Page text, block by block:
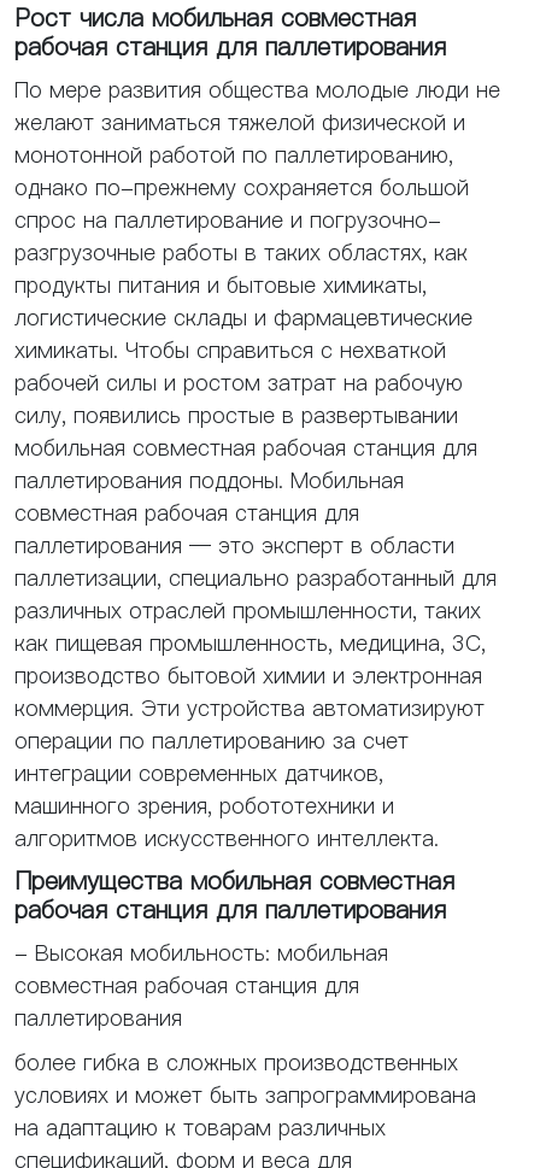
Рост числа мобильная совместная
рабочая станция для паллетирования
По мере развития общества молодые люди не
желают заниматься тяжелой физической и
монотонной работой по паллетированию,
однако по-прежнему сохраняется большой
спрос на паллетирование и погрузочно-
разгрузочные работы в таких областях, как
продукты питания и бытовые химикаты,
логистические склады и фармацевтические
химикаты. Чтобы справиться с нехваткой
рабочей силы и ростом затрат на рабочую
силу, появились простые в развертывании
мобильная совместная рабочая станция для
паллетирования поддоны. Мобильная
совместная рабочая станция для
паллетирования — это эксперт в области
паллетизации, специально разработанный для
различных отраслей промышленности, таких
как пищевая промышленность, медицина, 3C,
производство бытовой химии и электронная
коммерция. Эти устройства автоматизируют
операции по паллетированию за счет
интеграции современных датчиков,
машинного зрения, робототехники и
алгоритмов искусственного интеллекта.
Преимущества мобильная совместная
рабочая станция для паллетирования
- Высокая мобильность: мобильная
совместная рабочая станция для
паллетирования
более гибка в сложных производственных
условиях и может быть запрограммирована
на адаптацию к товарам различных
спецификаций, форм и веса для